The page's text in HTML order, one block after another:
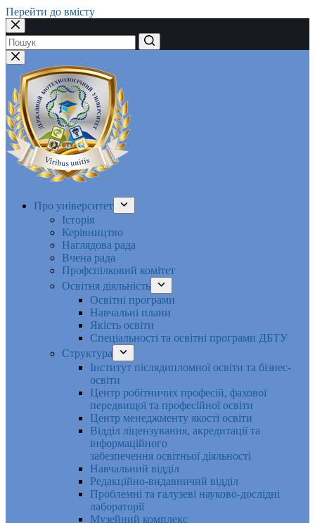
Перейти до вмісту
Немає
результатів
Про університет
Історія
Керівництво
Наглядова рада
Вчена рада
Профспілковий комітет
Освітня діяльність
Освітні програми
Навчальні плани
Якість освіти
Спеціальності та освітні програми ДБТУ
Структура
Інститут післядипломної освіти та бізнес-
освіти
Центр робітничих професій, фахової
передвищої та професійної освіти
Центр менеджменту якості освіти
Відділ ліцензування, акредитації та
інформаційного
забезпечення освітньої діяльності
Навчальний відділ
Редакційно-видавничий відділ
Проблемні та галузеві науково-дослідні
лабораторії
Музейний комплекс